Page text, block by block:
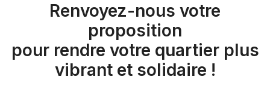
Renvoyez-nous votre
proposition
pour rendre votre quartier plus
vibrant et solidaire !